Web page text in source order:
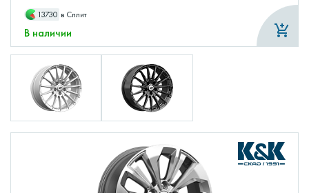
13730 в Сплит
В наличии